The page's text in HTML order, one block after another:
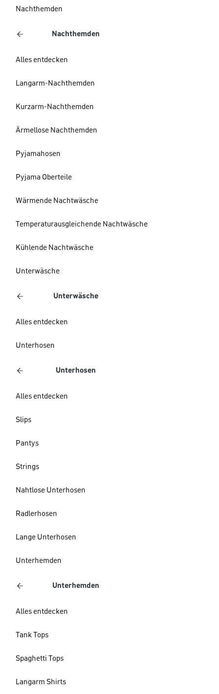
Nachthemden
Nachthemden
Alles entdecken
Langarm-Nachthemden
Kurzarm-Nachthemden
Ärmellose Nachthemden
Pyjamahosen
Pyjama Oberteile
Wärmende Nachtwäsche
Temperaturausgleichende Nachtwäsche
Kühlende Nachtwäsche
Unterwäsche
Unterwäsche
Alles entdecken
Unterhosen
Unterhosen
Alles entdecken
Slips
Pantys
Strings
Nahtlose Unterhosen
Radlerhosen
Lange Unterhosen
Unterhemden
Unterhemden
Alles entdecken
Tank Tops
Spaghetti Tops
Langarm Shirts